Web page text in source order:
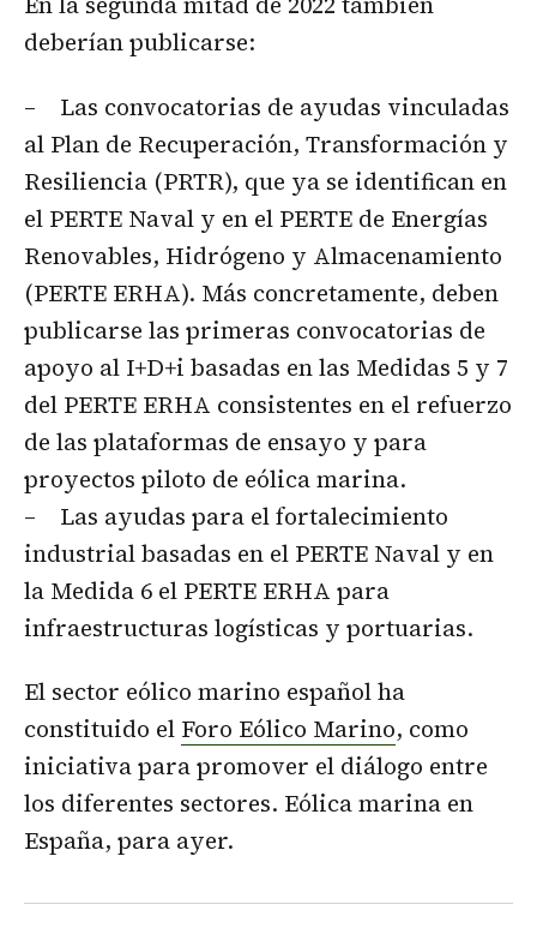
deberían publicarse:
– Las convocatorias de ayudas vinculadas
al Plan de Recuperación, Transformación y
Resiliencia (PRTR), que ya se identifican en
el PERTE Naval y en el PERTE de Energías
Renovables, Hidrógeno y Almacenamiento
(PERTE ERHA). Más concretamente, deben
publicarse las primeras convocatorias de
apoyo al I+D+i basadas en las Medidas 5 y 7
del PERTE ERHA consistentes en el refuerzo
de las plataformas de ensayo y para
proyectos piloto de eólica marina.
– Las ayudas para el fortalecimiento
industrial basadas en el PERTE Naval y en
la Medida 6 el PERTE ERHA para
infraestructuras logísticas y portuarias.
El sector eólico marino español ha
constituido el Foro Eólico Marino, como
iniciativa para promover el diálogo entre
los diferentes sectores. Eólica marina en
España, para ayer.